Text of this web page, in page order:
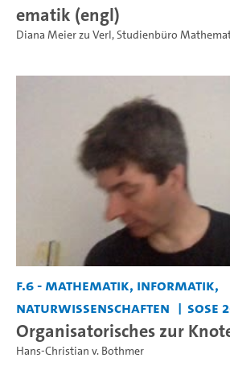
ematik (engl)
Diana Meier zu Verl,Studienbüro
F.6 - Mathematik, Informatik,
Naturwissenschaften
SoSe
Organisatorisches zur
Hans-Christian v. Bothmer